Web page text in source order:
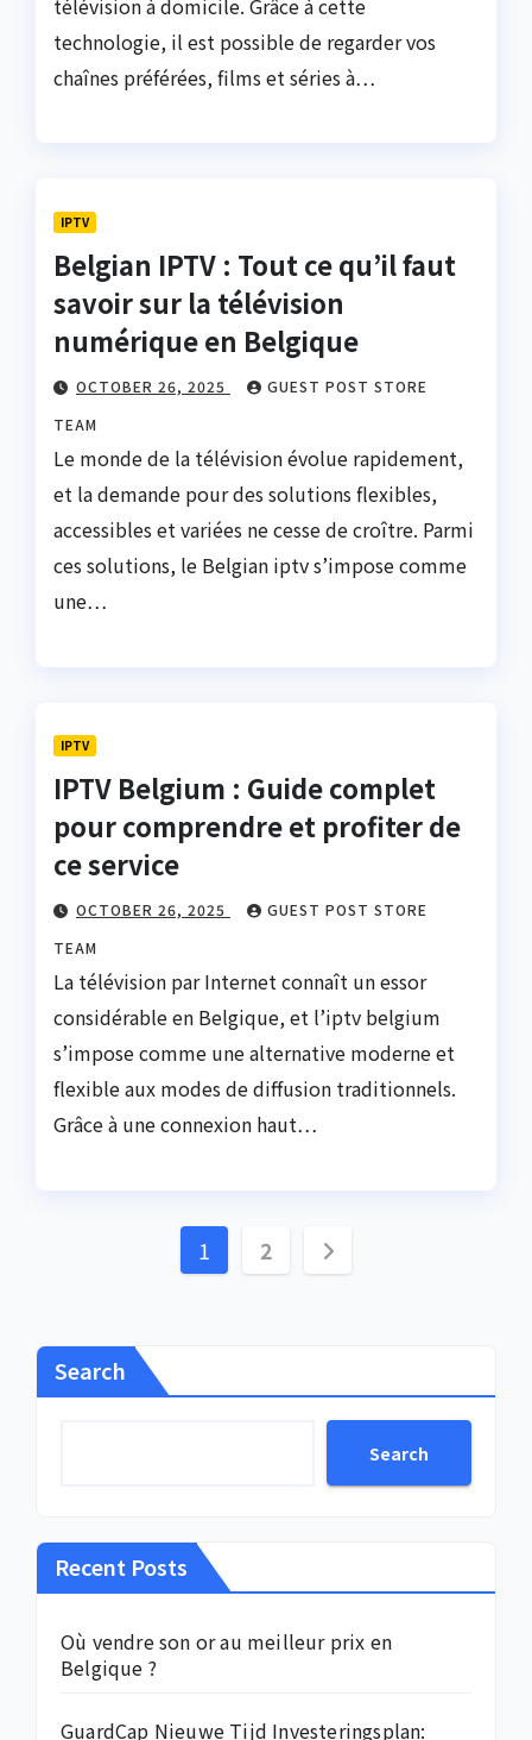
technologie, il est possible de regarder vos
chaînes préférées, films et séries à…
IPTV
Belgian IPTV : Tout ce qu’il faut
savoir sur la télévision
numérique en Belgique
OCTOBER 26, 2025
GUEST POST STORE
TEAM
Le monde de la télévision évolue rapidement,
et la demande pour des solutions flexibles,
accessibles et variées ne cesse de croître. Parmi
ces solutions, le Belgian iptv s’impose comme
une…
IPTV
IPTV Belgium : Guide complet
pour comprendre et profiter de
ce service
OCTOBER 26, 2025
GUEST POST STORE
TEAM
La télévision par Internet connaît un essor
considérable en Belgique, et l’iptv belgium
s’impose comme une alternative moderne et
flexible aux modes de diffusion traditionnels.
Grâce à une connexion haut…
Posts
1 2
Search
Search
Recent Posts
Où vendre son or au meilleur prix en
Belgique ?
GuardCap Nieuwe Tijd Investeringsplan: